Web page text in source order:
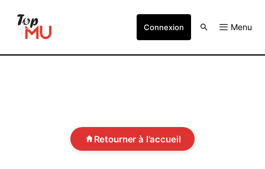
Connexion Menu
Retourner à l'accueil